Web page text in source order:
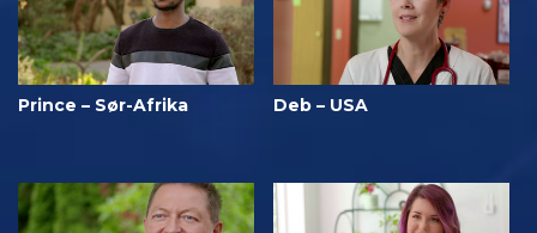
Prince – Sør-Afrika Deb – USA